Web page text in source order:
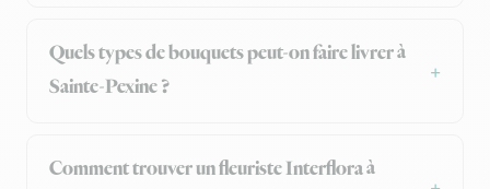
Quels types de bouquets peut-on faire livrer à
Sainte-Pexine ?
Comment trouver un fleuriste Interflora à